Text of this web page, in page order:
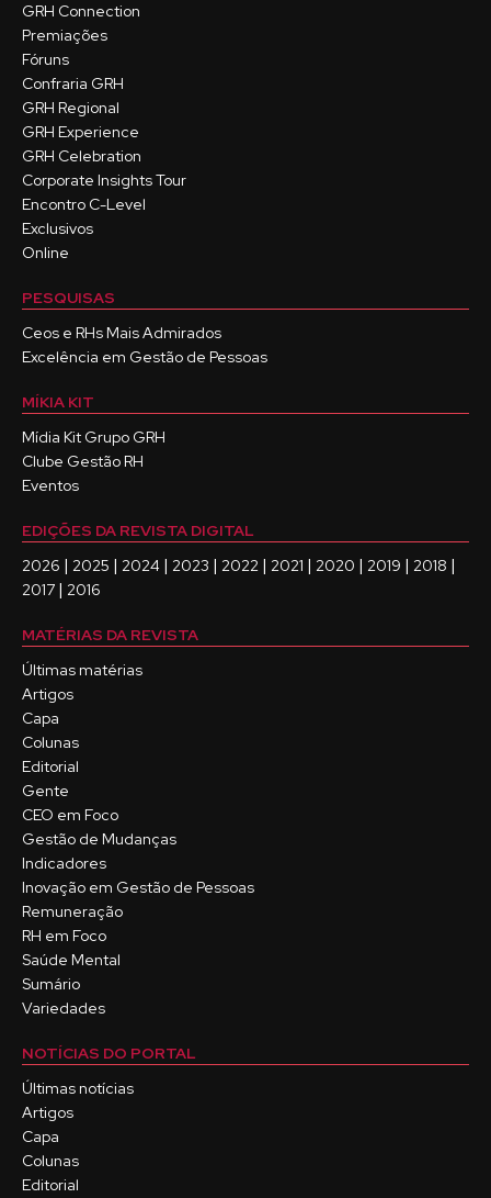
GRH Connection
Premiações
Fóruns
Confraria GRH
GRH Regional
GRH Experience
GRH Celebration
Corporate Insights Tour
Encontro C-Level
Exclusivos
Online
PESQUISAS
Ceos e RHs Mais Admirados
Excelência em Gestão de Pessoas
MÍKIA KIT
Mídia Kit Grupo GRH
Clube Gestão RH
Eventos
EDIÇÕES DA REVISTA DIGITAL
2026 | 2025 | 2024 | 2023 | 2022 | 2021 | 2020 | 2019 | 2018 |
2017 | 2016
MATÉRIAS DA REVISTA
Últimas matérias
Artigos
Capa
Colunas
Editorial
Gente
CEO em Foco
Gestão de Mudanças
Indicadores
Inovação em Gestão de Pessoas
Remuneração
RH em Foco
Saúde Mental
Sumário
Variedades
NOTÍCIAS DO PORTAL
Últimas notícias
Artigos
Capa
Colunas
Editorial